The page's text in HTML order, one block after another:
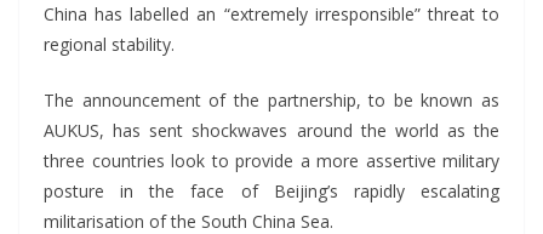
China has labelled an “extremely irresponsible” threat to
regional stability.
The announcement of the partnership, to be known as
AUKUS, has sent shockwaves around the world as the
three countries look to provide a more assertive military
posture in the face of Beijing’s rapidly escalating
militarisation of the South China Sea.